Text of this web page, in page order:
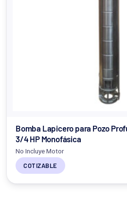
Bomba Lapicero para Pozo
3/4 HP Monofásica
No Incluye Motor
COTIZABLE